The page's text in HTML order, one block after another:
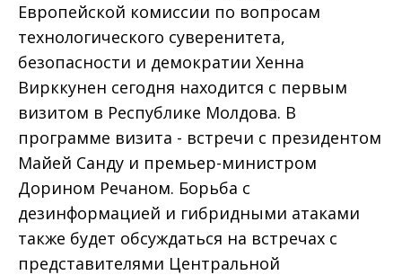
Европейской комиссии по вопросам
технологического суверенитета,
безопасности и демократии Хенна
Вирккунен сегодня находится с первым
визитом в Республике Молдова. В
программе визита - встречи с президентом
Майей Санду и премьер-министром
Дорином Речаном. Борьба с
дезинформацией и гибридными атаками
также будет обсуждаться на встречах с
представителями Центральной